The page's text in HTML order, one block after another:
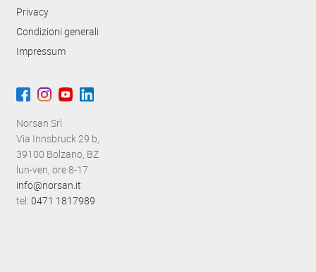
Privacy
Condizioni generali
Impressum
Norsan Srl
Via Innsbruck 29 b,
39100 Bolzano, BZ
lun-ven, ore 8-17
info@norsan.it
tel: 0471 1817989